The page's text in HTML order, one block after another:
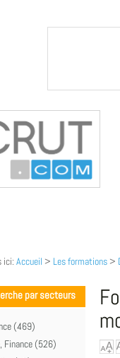
ici: Accueil > Les formations >
par secteurs
(469)
Finance (526)